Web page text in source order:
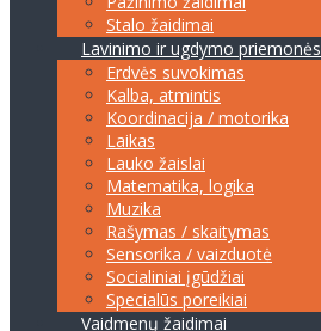
Stalo žaidimai
Lavinimo ir ugdymo priemonės
Erdvės suvokimas
Kalba, atmintis
Koordinacija / motorika
Laikas
Lauko žaislai
Matematika, logika
Muzika
Rašymas / skaitymas
Sensorika / vaizduotė
Socialiniai įgūdžiai
Specialūs poreikiai
Vaidmenų žaidimai